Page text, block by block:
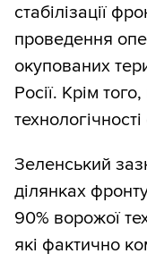
стабілізації
проведення
окупованих
Росії. Крім
Зеленський
ділянках
90% ворожої
які фактично